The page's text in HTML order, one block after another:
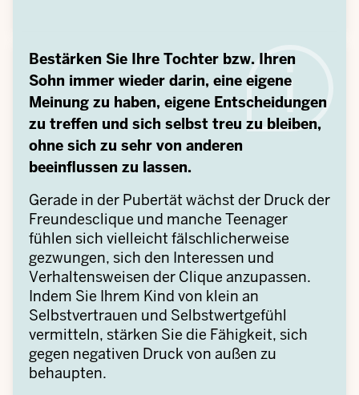
Bestärken Sie Ihre Tochter bzw. Ihren
Sohn immer wieder darin, eine eigene
Meinung zu haben, eigene Entscheidungen
zu treffen und sich selbst treu zu bleiben,
ohne sich zu sehr von anderen
beeinflussen zu lassen.
Gerade in der Pubertät wächst der Druck der
Freundesclique und manche Teenager
fühlen sich vielleicht fälschlicherweise
gezwungen, sich den Interessen und
Verhaltensweisen der Clique anzupassen.
Indem Sie Ihrem Kind von klein an
Selbstvertrauen und Selbstwertgefühl
vermitteln, stärken Sie die Fähigkeit, sich
gegen negativen Druck von außen zu
behaupten.